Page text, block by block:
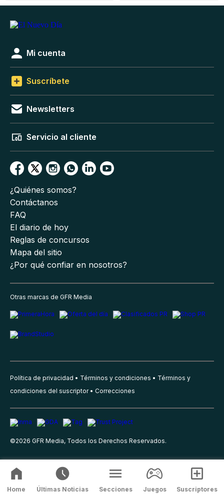
Mi cuenta
Suscríbete
Newsletters
Servicio al cliente
¿Quiénes somos?
Contáctanos
FAQ
El diario de hoy
Reglas de concursos
Mapa del sitio
¿Por qué confiar en nosotros?
Otras marcas de GFR Media
Política de privacidad Términos y condiciones
Términos y
condiciones del suscriptor
Correcciones
©2026 GFR Media, Todos los Derechos Reservados.
Home Últimas Noticias Secciones Juegos Suscriptores